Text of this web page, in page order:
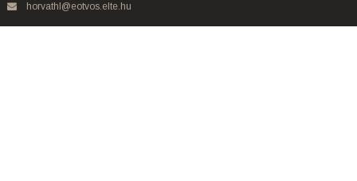
horvathl@eotvos.elte.hu